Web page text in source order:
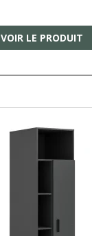
VOIR LE PRODUIT